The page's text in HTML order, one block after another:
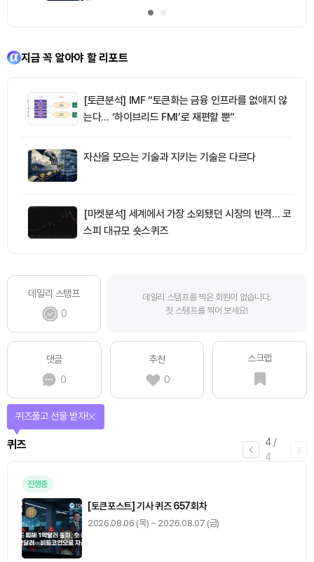
지금 꼭 알아야 할 리포트
[토큰분석] IMF “토큰화는 금융 인프라를 없애지 않
는다… ‘하이브리드 FMI’로 재편할 뿐”
자산을 모으는 기술과 지키는 기술은 다르다
[마켓분석] 세계에서 가장 소외됐던 시장의 반격… 코
스피 대규모 숏스퀴즈
데일리 스탬프
0
데일리 스탬프를 찍은 회원이 없습니다.
첫 스탬프를 찍어 보세요!
댓글
0
추천
0
스크랩
4 /
4
퀴즈
퀴즈풀고 선물 받자!
진행중
[토큰포스트] 기사 퀴즈 657회차
2026.08.06 (목) ~ 2026.08.07 (금)